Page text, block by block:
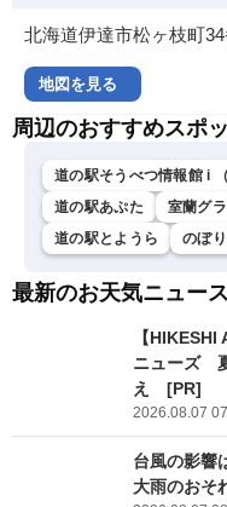
北海道伊達市松ヶ枝町
地図を見る
周辺のおすすめスポ
道の駅そうべつ情報館 i （
道の駅あぷた
室蘭グ
道の駅とようら
のぼ
最新のお天気ニュース
【
ニューズ
え [PR]
2026.08.07
台風の影響
大雨のおそ